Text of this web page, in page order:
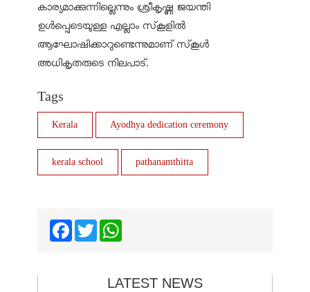
കാര്യമാക്കുന്നില്ലെന്നും ശ്രീകൃഷ്ണ ജയന്തി
ഉൾപ്പെടെയുള്ള എല്ലാം സ്‌കൂളിൽ
ആഘോഷിക്കാറുണ്ടെന്നുമാണ് സ്‌കൂൾ
അധികൃതരുടെ നിലപാട്.
Tags
Kerala Ayodhya dedication ceremony
kerala school pathanamthitta
FacebookTwitter
LATEST NEWS